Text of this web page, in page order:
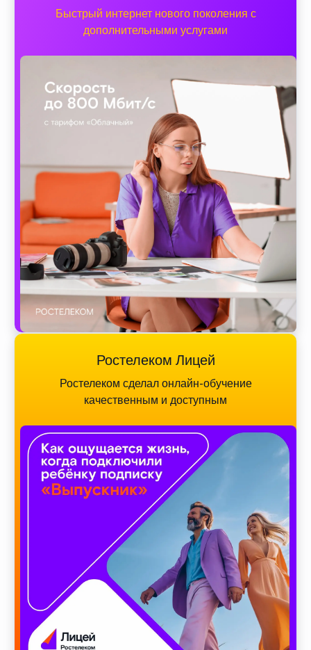
Быстрый интернет нового поколения с
дополнительными услугами
Ростелеком Лицей
Ростелеком сделал онлайн-обучение
качественным и доступным